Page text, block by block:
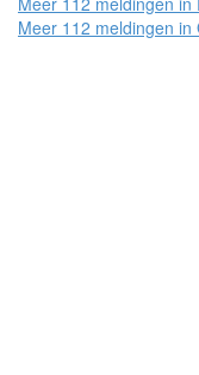
Meer 112 meldingen